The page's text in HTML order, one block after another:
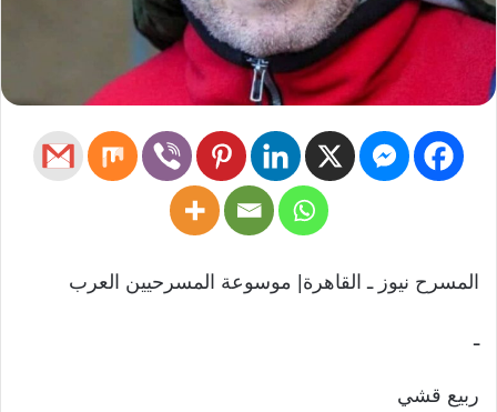
المسرح نيوز ـ القاهرة| موسوعة المسرحيين العرب
ـ
ربيع قشي